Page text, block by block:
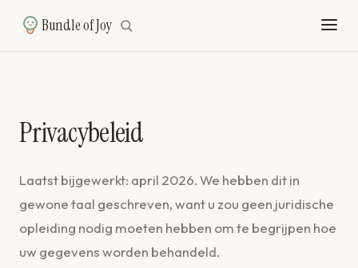
Bundle of Joy
Privacybeleid
Laatst bijgewerkt: april 2026. We hebben dit in
gewone taal geschreven, want u zou geen juridische
opleiding nodig moeten hebben om te begrijpen hoe
uw gegevens worden behandeld.